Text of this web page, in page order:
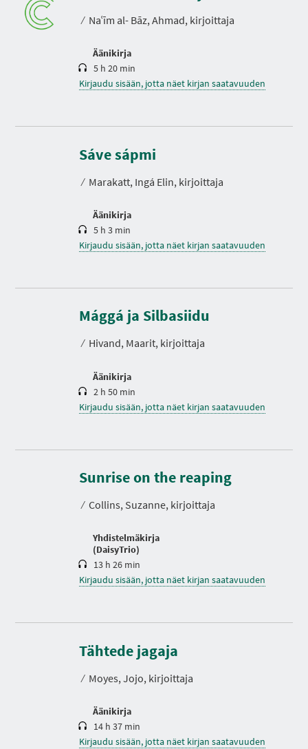
⁄ Naʿīm al- Bāz, Ahmad, kirjoittaja
Äänikirja
5 h 20 min
Kirjaudu sisään, jotta näet kirjan saatavuuden
Sáve sápmi
⁄ Marakatt, Ingá Elin, kirjoittaja
Äänikirja
K
s
t
5 h 3 min
Kirjaudu sisään, jotta näet kirjan saatavuuden
Mággá ja Silbasiidu
⁄ Hivand, Maarit, kirjoittaja
Äänikirja
K
s
t
2 h 50 min
Kirjaudu sisään, jotta näet kirjan saatavuuden
Sunrise on the reaping
⁄ Collins, Suzanne, kirjoittaja
Yhdistelmäkirja
(DaisyTrio)
e
s
o
13 h 26 min
Kirjaudu sisään, jotta näet kirjan saatavuuden
Tähtede jagaja
⁄ Moyes, Jojo, kirjoittaja
Äänikirja
K
s
t
14 h 37 min
Kirjaudu sisään, jotta näet kirjan saatavuuden